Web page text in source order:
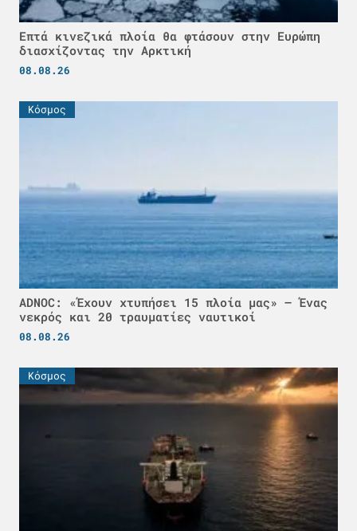
Επτά κινεζικά πλοία θα φτάσουν στην Ευρώπη
διασχίζοντας την Αρκτική
08.08.26
Κόσμος
ADNOC: «Έχουν χτυπήσει 15 πλοία μας» – Ένας
νεκρός και 20 τραυματίες ναυτικοί
08.08.26
Κόσμος